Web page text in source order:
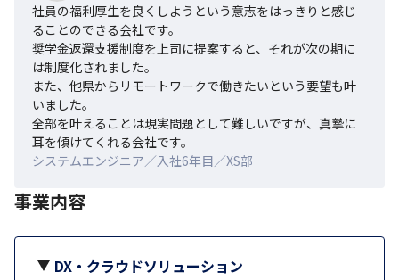
社員の福利厚生を良くしようという意志をはっきりと感じ
ることのできる会社です。
奨学金返還支援制度を上司に提案すると、それが次の期に
は制度化されました。
また、他県からリモートワークで働きたいという要望も叶
いました。
全部を叶えることは現実問題として難しいですが、真摯に
耳を傾けてくれる会社です。
システムエンジニア／入社6年目／XS部
事業内容
DX・クラウドソリューション